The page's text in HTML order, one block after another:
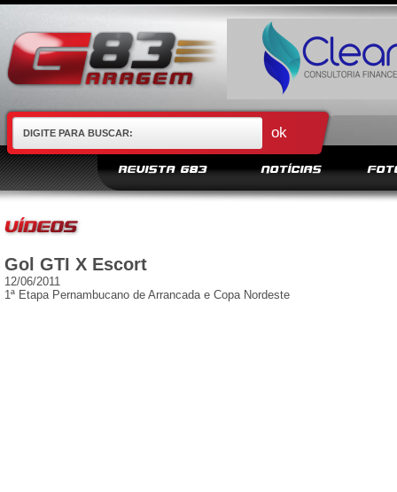
REVISTA G83 NOTÍCIAS
Gol GTI X Escort
12/06/2011
1ª Etapa Pernambucano de Arrancada e Copa Nordeste